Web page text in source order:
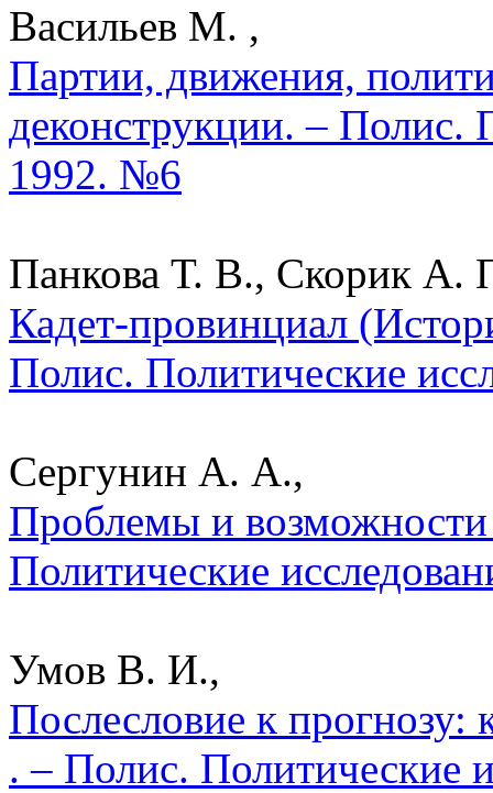
Васильев М. ,
Партии, движения,
деконструкции. – Полис.
1992. №6
Панкова Т. В., Скорик А.
Кадет-провинциал
Полис. Политические
Сергунин А. А.,
Проблемы и
Политические
Умов В. И.,
Послесловие к прогнозу:
. – Полис. Политические